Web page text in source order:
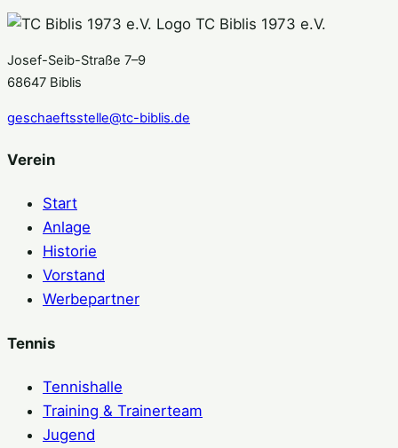
TC Biblis 1973 e.V.
Josef-Seib-Straße 7–9
68647 Biblis
geschaeftsstelle@tc-biblis.de
Verein
Start
Anlage
Historie
Vorstand
Werbepartner
Tennis
Tennishalle
Training & Trainerteam
Jugend